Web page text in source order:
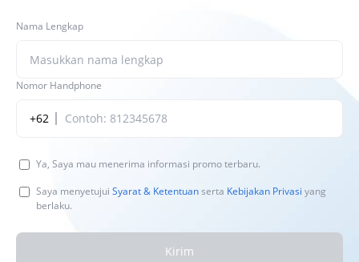
Nama Lengkap
Nomor Handphone
+62
Ya, Saya mau menerima informasi promo terbaru.
Saya menyetujui Syarat & Ketentuanserta Kebijakan Privasi yang
berlaku.
Kirim